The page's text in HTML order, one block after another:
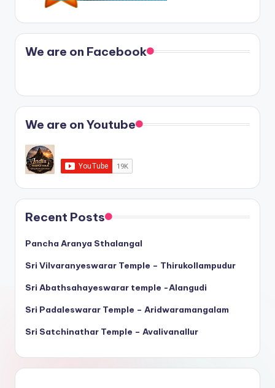
We are on Facebook
We are on Youtube
Recent Posts
Pancha Aranya Sthalangal
Sri Vilvaranyeswarar Temple – Thirukollampudur
Sri Abathsahayeswarar temple -Alangudi
Sri Padaleswarar Temple – Aridwaramangalam
Sri Satchinathar Temple – Avalivanallur